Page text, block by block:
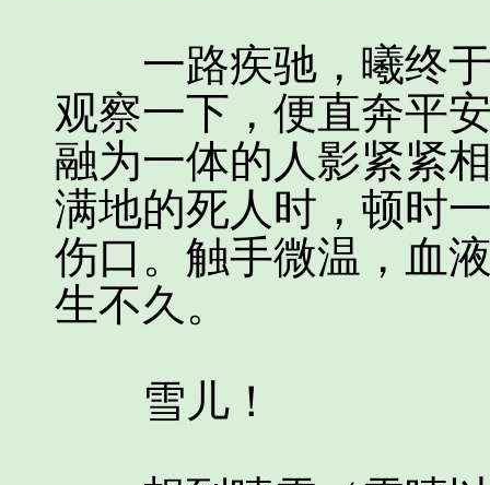
一路疾驰，曦终于
观察一下，便直奔平
融为一体的人影紧紧
满地的死人时，顿时
伤口。触手微温，血
生不久。
雪儿！